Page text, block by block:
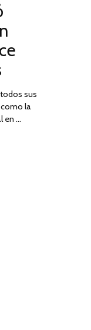
2025
sus
la
en …